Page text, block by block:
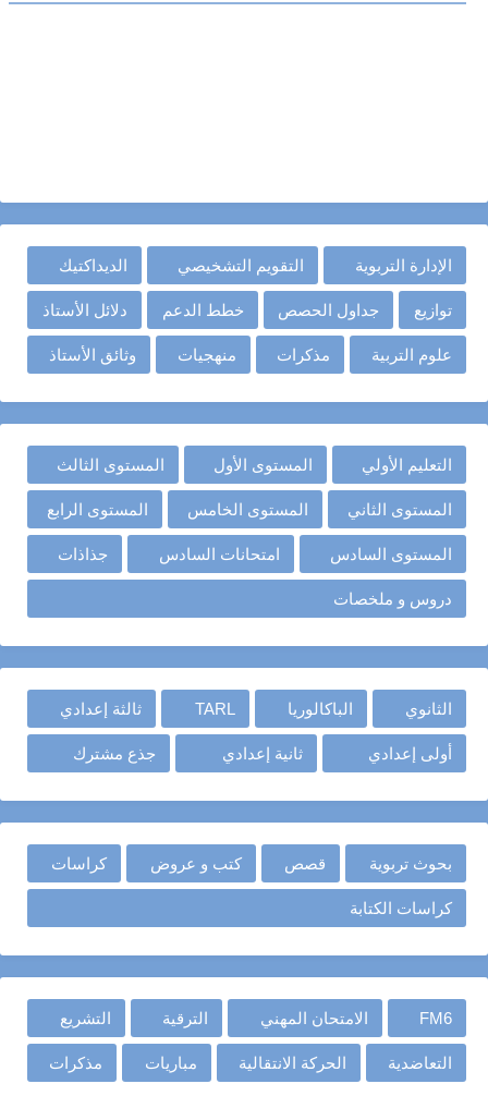
الإدارة التربوية التقويم التشخيصي الديداكتيك
توازيع جداول الحصص خطط الدعم دلائل الأستاذ
علوم التربية مذكرات منهجيات وثائق الأستاذ
التعليم الأولي المستوى الأول المستوى الثالث
المستوى الثاني المستوى الخامس المستوى الرابع
المستوى السادس امتحانات السادس جذاذات
دروس و ملخصات
الثانوي الباكالوريا TARL ثالثة إعدادي
أولى إعدادي ثانية إعدادي جذع مشترك
بحوث تربوية قصص كتب و عروض كراسات
كراسات الكتابة
FM6 الامتحان المهني الترقية التشريع
التعاضدية الحركة الانتقالية مباريات مذكرات